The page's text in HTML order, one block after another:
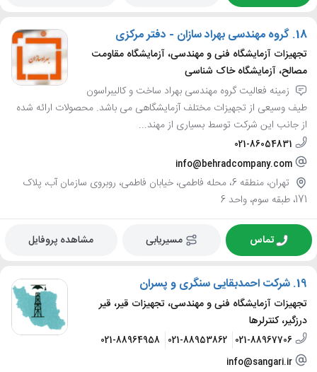
18. گروه مهندسی بهراد سازان - دفتر مرکزی
تجهیزات آزمایشگاه فنی و مهندسی، آزمایشگاه مقاومت
مصالح، آزمایشگاه خاک شناسی
زمینه فعالیت گروه مهندسی بهراد ساخت و کالیبراسون
طیف وسیعی از تجهیزات مختلف آزمایشگاهی می باشد. محصولات ارائه شده
از جانب این شرکت توسط بسیاری از مهند...
021-86054831
info@behradcompany.com
تهران، منطقه 6، محله فاطمی، خیابان فاطمی، روبروی سازمان آب، پلاک
171، طبقه سوم، واحد 6
تماس مسیریابی مشاهده پروفایل
19. شرکت احمدبقایی سنگری و پسران
تجهیزات آزمایشگاه فنی و مهندسی، تجهیزات قیر، قیر
درزگیر، کنترلرها
021-88967706
021-88953862
021-88964958
info@sangari.ir